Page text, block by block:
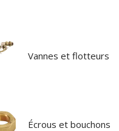
Vannes et flotteurs
Écrous et bouchons